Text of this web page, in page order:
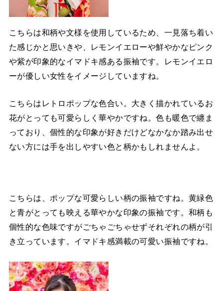
こちらは和柄や文様を使用しているため、一見落ち着い
た感じかと思いきや、レモンイエローや鮮やかなピンク
や紫が印象的なイマドキ感ある振袖です。レモンイエロ
ーが優しい女性をイメージしていますね。
こちらはレトロポップな色合い。大きく描かれているお
花がとっても可愛らしく華やかですね。色も暖色で纏ま
っており、個性的な印象が好きだけどなかなか踏み出せ
ない方には手を出しやすい色と柄かもしれませんよ。
こちらは、ポップな可愛らしい柄の振袖ですね。黄緑色
と青がとっても映える華やかな印象の振袖です。和柄も
個性的な色味ですがごちゃごちゃせずそれぞれの柄が引
き立っています。イマドキ感満載の可愛い振袖ですね。